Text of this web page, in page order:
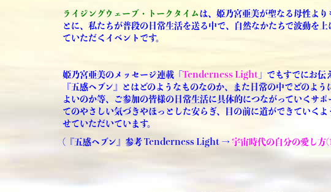
ライジングウェーブ・トークタイム は、姫乃宮亜美が聖なる母性よ
とに、私たちが普段の日常生活を送る中で、自然なかたちで波動を
ていただくイベントです。
姫乃宮亜美のメッセージ連載「 Tenderness Light 」でもすでにお伝
『五感ヘブン』とはどのようなものなのか、また日常の中でどのよ
よいのか等、ご参加の皆様の日常生活に具体的につながっていくサ
てのやさしい気づきやほっとした安らぎ、目の前に道ができていく
せていただいています。
( 『五感ヘブン』参考 Tenderness Light → 宇宙時代の自分の愛し方